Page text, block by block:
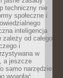
techniczny nie
społeczne i
inteligencja
zależy od całego
i
w
a jeszcze
samo narzędzie
wywołać